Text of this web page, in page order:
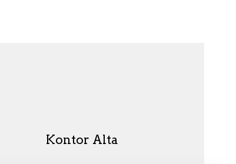
Kontor Alta